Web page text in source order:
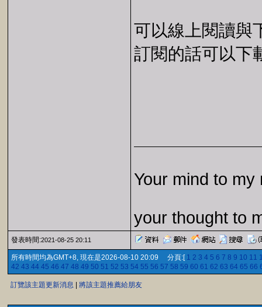
可以線上閱讀與
訂閱的話可以下
Your mind to my
your thought to
發表時間:2021-08-25 20:11
所有時間均為GMT+8, 現在是2026-08-10 20:09 分頁:[ 1 2 3 4 5 6 7 8 9 10 11
42 43 44 45 46 47 48 49 50 51 52 53 54 55 56 57 58 59 60 61 62 63 64 65 66
訂覽該主題更新消息 將該主題推薦給朋友